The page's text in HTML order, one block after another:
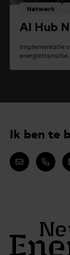
Netwerk
AI Hub
Implementatie
energietransitie.
Ik ben te